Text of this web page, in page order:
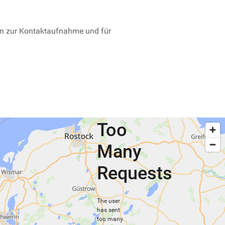
zur Kontaktaufnahme und für
Too
Many
Requests
The user
has sent
too many